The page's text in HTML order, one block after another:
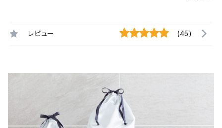
レビュー (45)